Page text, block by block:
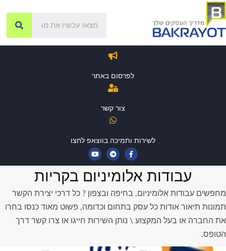
לפרסום באתר
צור קשר
לשירות ותמיכה בווצאפ לחצו
עבודות אלומיניום בקריות
מחפשים עבודות אלומיניום, בחיפה ובצפון ? כל דרכי יצירת הקשר
תמונות תיאור אודות כל עסק בתחום וכדומה, פשוט מאוד כנסו בחרו
את החברה או בעל המקצוע \ נותן השירות חייגו או צרו קשר דרך
הטופס.